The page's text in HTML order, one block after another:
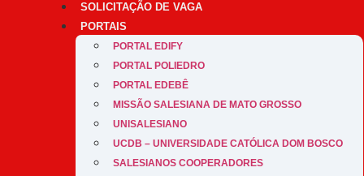
SOLICITAÇÃO DE VAGA
PORTAIS
PORTAL EDIFY
PORTAL POLIEDRO
PORTAL EDEBÊ
MISSÃO SALESIANA DE MATO GROSSO
UNISALESIANO
UCDB – UNIVERSIDADE CATÓLICA DOM BOSCO
SALESIANOS COOPERADORES